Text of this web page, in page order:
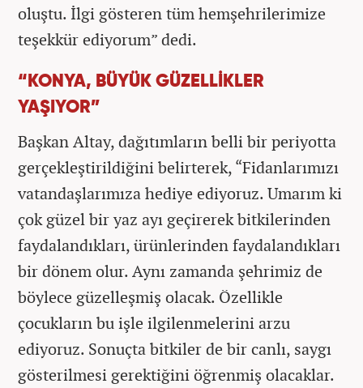
oluştu. İlgi gösteren tüm hemşehrilerimize
teşekkür ediyorum” dedi.
“KONYA, BÜYÜK GÜZELLİKLER
YAŞIYOR”
Başkan Altay, dağıtımların belli bir periyotta
gerçekleştirildiğini belirterek, “Fidanlarımızı
vatandaşlarımıza hediye ediyoruz. Umarım ki
çok güzel bir yaz ayı geçirerek bitkilerinden
faydalandıkları, ürünlerinden faydalandıkları
bir dönem olur. Aynı zamanda şehrimiz de
böylece güzelleşmiş olacak. Özellikle
çocukların bu işle ilgilenmelerini arzu
ediyoruz. Sonuçta bitkiler de bir canlı, saygı
gösterilmesi gerektiğini öğrenmiş olacaklar.